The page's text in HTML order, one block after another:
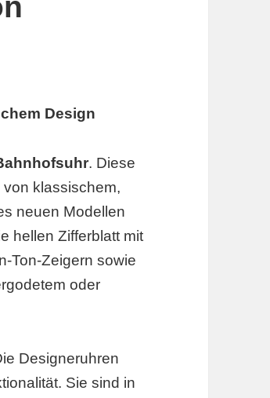
Design
. Diese
klassischem,
neuen Modellen
hellen Zifferblatt mit
Ton-Zeigern sowie
oder
Designeruhren
Sie sind in